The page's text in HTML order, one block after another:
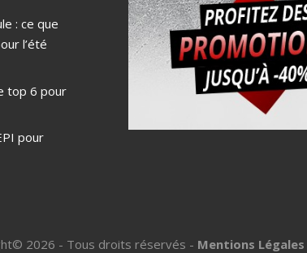
: ce que
l’été
top 6 pour
pour
2026 - Tous droits réservés - Mentions Légales